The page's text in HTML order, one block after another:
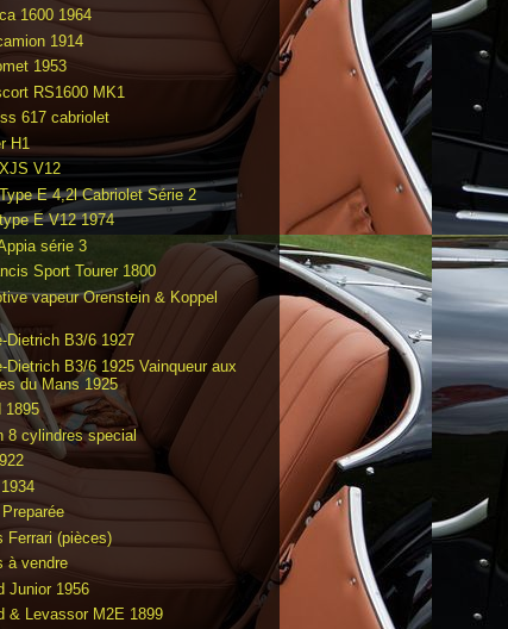
1600 1964
1914
1953
RS1600 MK1
617 cabriolet
H1
V12
E 4,2l Cabriolet Série 2
E V12 1974
série 3
Sport Tourer 1800
vapeur Orenstein & Koppel
Dietrich B3/6 1927
Dietrich B3/6 1925 Vainqueur aux
du Mans 1925
1895
8 cylindres special
Ferrari (pièces)
à vendre
Junior 1956
& Levassor M2E 1899